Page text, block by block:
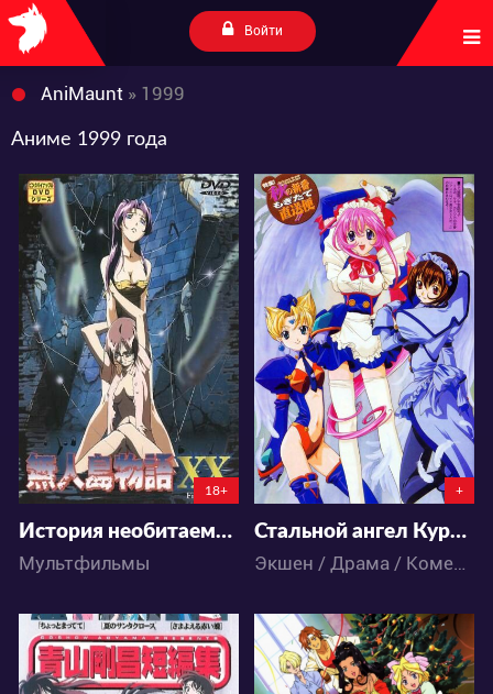
Войти
AniMaunt » 1999
Аниме 1999 года
5412
0
18+
История необитаемого острова - XX
Мультфильмы
5734
1 2
+
Стальной ангел Куруми [ТВ-1]
Экшен / Драма / Комедия / Меха / Приключения / Романтика / Сёнэн / Фантастика / Аниме